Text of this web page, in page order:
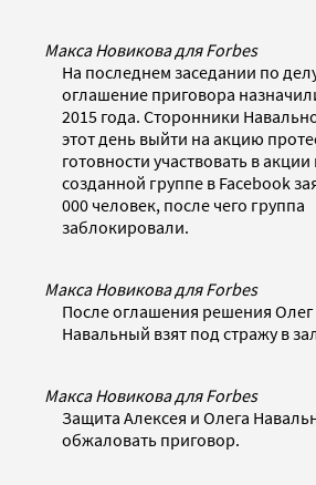
Макса Новикова для Forbes
На последнем заседании по
оглашение приговора
2015 года. Сторонники
этот день выйти на акцию
готовности участвовать в
созданной группе в Facebook
000 человек, после чего группа
заблокировали.
Макса Новикова для Forbes
После оглашения решения Олег
Навальный взят под стражу в
Макса Новикова для Forbes
Защита Алексея и Олега
обжаловать приговор.